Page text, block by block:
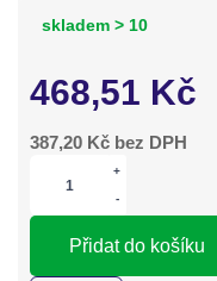
skladem > 10
468,51 Kč
387,20 Kč bez DPH
+
-
Přidat do košíku